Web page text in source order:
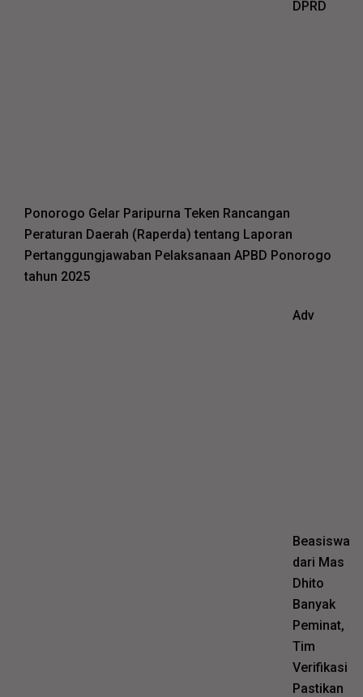
DPRD
Ponorogo Gelar Paripurna Teken Rancangan
Peraturan Daerah (Raperda) tentang Laporan
Pertanggungjawaban Pelaksanaan APBD Ponorogo
tahun 2025
Adv
Beasiswa
dari Mas
Dhito
Banyak
Peminat,
Tim
Verifikasi
Pastikan